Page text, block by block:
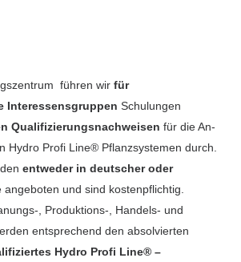
führen wir für
Interessensgruppen Schulungen
Qualifizierungsnachweisen für die An-
Hydro Profi Line® Pflanzsystemen durch.
entweder in deutscher oder
und sind kostenpflichtig.
, Produktions-, Handels- und
entsprechend den absolvierten
Hydro Profi Line® –